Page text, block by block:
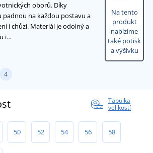
oborů. Díky
na každou postavu a
i chůzi. Materiál je odolný a
i…
4
Na tento
produkt
nabízíme
také potisk
a výšivku
Tabulka
velikostí
50 52 54 56 58